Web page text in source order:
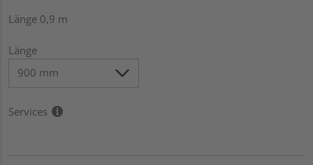
Länge 0,9 m
Länge
Services